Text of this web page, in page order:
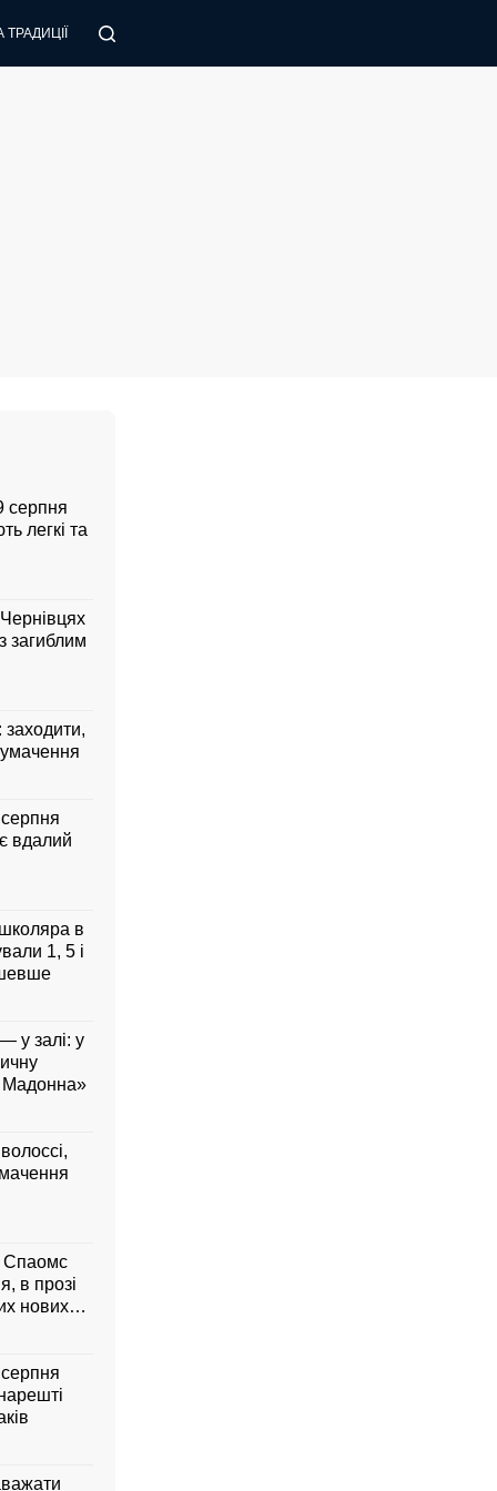
ПОРАДИ
серпня
легкі та
загиблим
заходити,
вдалий
в
1, 5 і
у залі: у
Мадонна»
Спаомс
в прозі
нових